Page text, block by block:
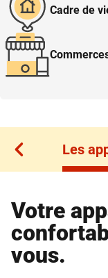
Cadre de
Les
Les
Votre
vous.